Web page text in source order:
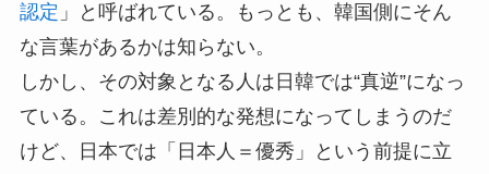
認定 」と呼ばれている。もっとも、韓国側にそん
な言葉があるかは知らない。
しかし、その対象となる人は日韓では“真逆”になっ
ている。これは差別的な発想になってしまうのだ
けど、日本では「日本人＝優秀」という前提に立